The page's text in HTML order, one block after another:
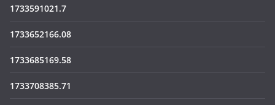
1733591021.7
1733652166.08
1733685169.58
1733708385.71